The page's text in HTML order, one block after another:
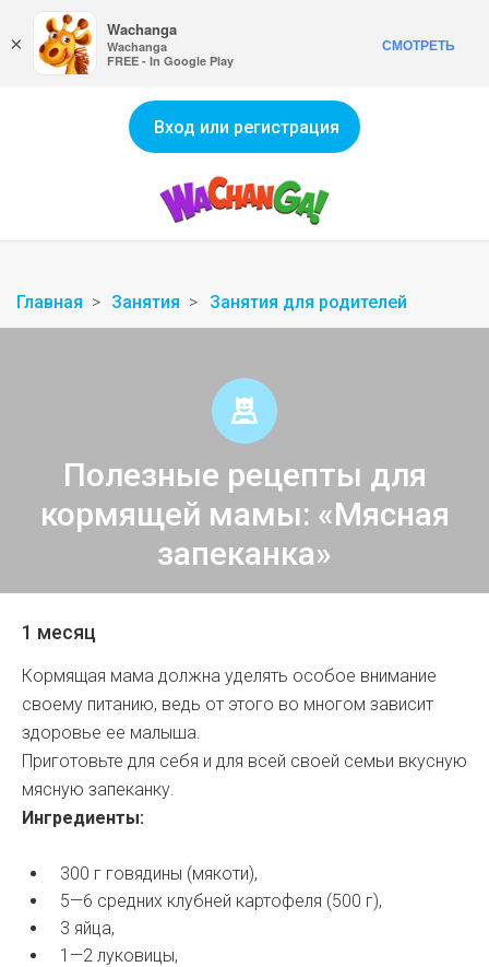
Вход или регистрация
Главная Занятия Занятия для родителей
Полезные рецепты для
кормящей мамы: «Мясная
запеканка»
1 месяц
Кормящая мама должна уделять особое внимание
своему питанию, ведь от этого во многом зависит
здоровье ее малыша.
Приготовьте для себя и для всей своей семьи вкусную
мясную запеканку.
Ингредиенты:
300 г говядины (мякоти),
5—6 средних клубней картофеля (500 г),
3 яйца,
1—2 луковицы,
×
Wachanga
Wachanga
FREE - In Google Play
СМОТРЕТЬ